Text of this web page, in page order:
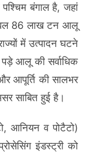
बंगाल है, जहां
86 लाख टन आलू
में उत्पादन घटने
आलू की सर्वाधिक
आपूर्ति की सालभर
साबित हुई है।
आनियन व पोटैटो)
इंडस्ट्री को